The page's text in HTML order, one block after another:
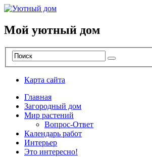
Мой уютный дом
Карта сайта
Главная
Загородный дом
Мир растений
Вопрос-Ответ
Календарь работ
Интерьер
Это интересно!